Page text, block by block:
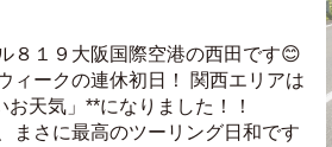
８１９大阪国際空港の西田です😊
ィークの連休初日！ 関西エリアは
天気」**になりました！！
まさに最高のツーリング日和です